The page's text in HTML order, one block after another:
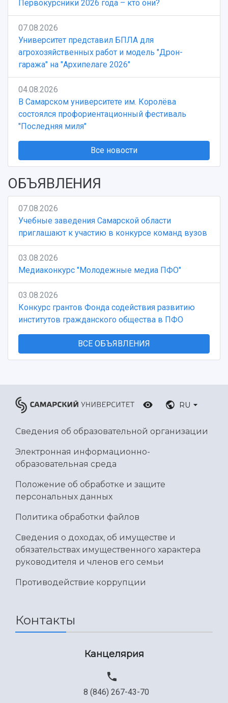
Первокурсники 2026 года – кто они?
07.08.2026
Университет представил БПЛА для
агрохозяйственных работ и модель "Дрон-
гаража" на "Архипелаге 2026"
04.08.2026
В Самарском университете им. Королёва
состоялся профориентационный фестиваль
"Последняя миля"
Все новости
ОБЪЯВЛЕНИЯ
07.08.2026
Учебные заведения Самарской области
приглашают к участию в конкурсе команд вузов
03.08.2026
Медиаконкурс "Молодежные медиа ПФО"
03.08.2026
Конкурс грантов Фонда содействия развитию
институтов гражданского общества в ПФО
ВСЕ ОБЪЯВЛЕНИЯ
RU
Сведения об образовательной организации
Электронная информационно-
образовательная среда
Положение об обработке и защите
персональных данных
Политика обработки файлов
Сведения о доходах, об имуществе и
обязательствах имущественного характера
руководителя и членов его семьи
Противодействие коррупции
Контакты
Канцелярия
8 (846) 267-43-70